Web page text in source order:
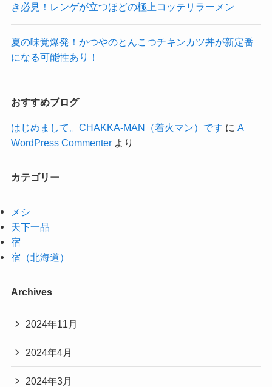
き必見！レンゲが立つほどの極上コッテリラーメン
夏の味覚爆発！かつやのとんこつチキンカツ丼が新定番
になる可能性あり！
おすすめブログ
はじめまして。CHAKKA-MAN（着火マン）です に A
WordPress Commenterより
カテゴリー
メシ
天下一品
宿
宿（北海道）
Archives
2024年11月
2024年4月
2024年3月